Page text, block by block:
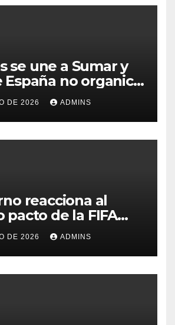
se une a Sumar y
España no organice
2030 con
por «atentar
nacional»
DE 2026 ADMINS
reacciona al
pacto de la FIFA
para acoger la
2030:
ser en España»
DE 2026 ADMINS